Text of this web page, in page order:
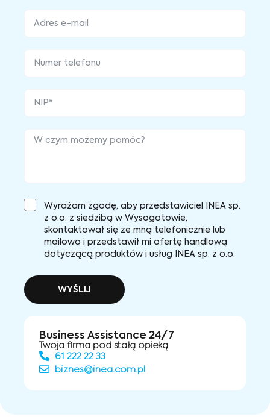
Wyrażam zgodę, aby przedstawiciel INEA sp.
z o.o. z siedzibą w Wysogotowie,
skontaktował się ze mną telefonicznie lub
mailowo i przedstawił mi ofertę handlową
dotyczącą produktów i usług INEA sp. z o.o.
WYŚLIJ
Business Assistance 24/7
Twoja firma pod stałą opieką
61 222 22 33
biznes@inea.com.pl